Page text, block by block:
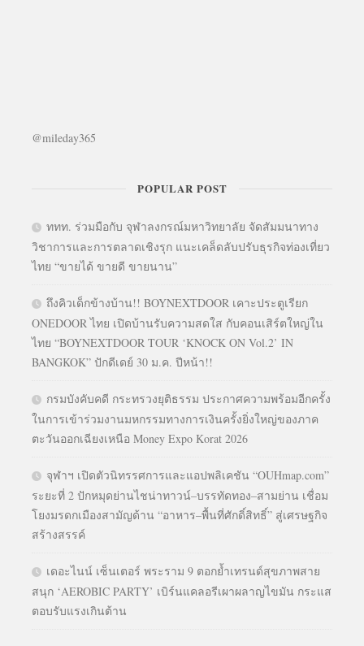
@mileday365
POPULAR POST
ททท. ร่วมมือกับ จุฬาลงกรณ์มหาวิทยาลัย จัดสัมมนาทาง
วิชาการและการตลาดเชิงรุก แนะเคล็ดลับปรับธุรกิจท่องเที่ยว
ไทย “ขายได้ ขายดี ขายนาน”
ถึงคิวเด็กข้างบ้าน!! BOYNEXTDOOR เคาะประตูเรียก
ONEDOOR ไทย เปิดบ้านรับความสดใส กับคอนเสิร์ตใหญ่ใน
ไทย “BOYNEXTDOOR TOUR ‘KNOCK ON Vol.2’ IN
BANGKOK” ปักดีเดย์ 30 ม.ค. ปีหน้า!!
กรมบังคับคดี กระทรวงยุติธรรม ประกาศความพร้อมอีกครั้ง
ในการเข้าร่วมงานมหกรรมทางการเงินครั้งยิ่งใหญ่ของภาค
ตะวันออกเฉียงเหนือ Money Expo Korat 2026
จุฬาฯ เปิดตัวนิทรรศการและแอปพลิเคชัน “OUHmap.com”
ระยะที่ 2 ปักหมุดย่านไชน่าทาวน์–บรรทัดทอง–สามย่าน เชื่อม
โยงมรดกเมืองสามัญด้าน “อาหาร–พื้นที่ศักดิ์สิทธิ์” สู่เศรษฐกิจ
สร้างสรรค์
เดอะไนน์ เซ็นเตอร์ พระราม 9 ตอกย้ำเทรนด์สุขภาพสาย
สนุก ‘AEROBIC PARTY’ เบิร์นแคลอรีเผาผลาญไขมัน กระแส
ตอบรับแรงเกินต้าน